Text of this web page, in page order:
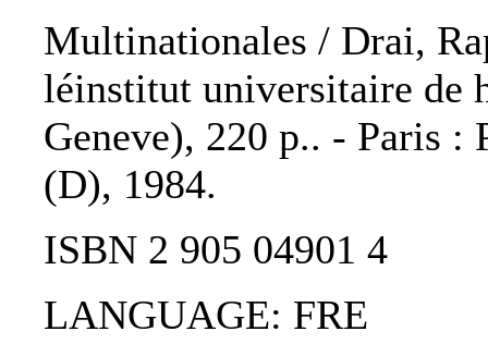
Multinationales / Drai,
léinstitut universitaire de
Geneve), 220 p.. - Paris :
(D), 1984.
ISBN 2 905 04901 4
LANGUAGE: FRE